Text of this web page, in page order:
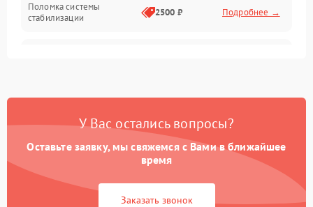
Поломка системы
стабилизации
2500 ₽ Подробнее →
Неисправность системы
Поломка системы GPS 2000 ₽ Подробнее →
Повреждение системы
защиты от перегрузок
1500 ₽
У Вас остались вопросы?
Оставьте заявку, мы свяжемся с Вами в ближайшее
время
Заказать звонок